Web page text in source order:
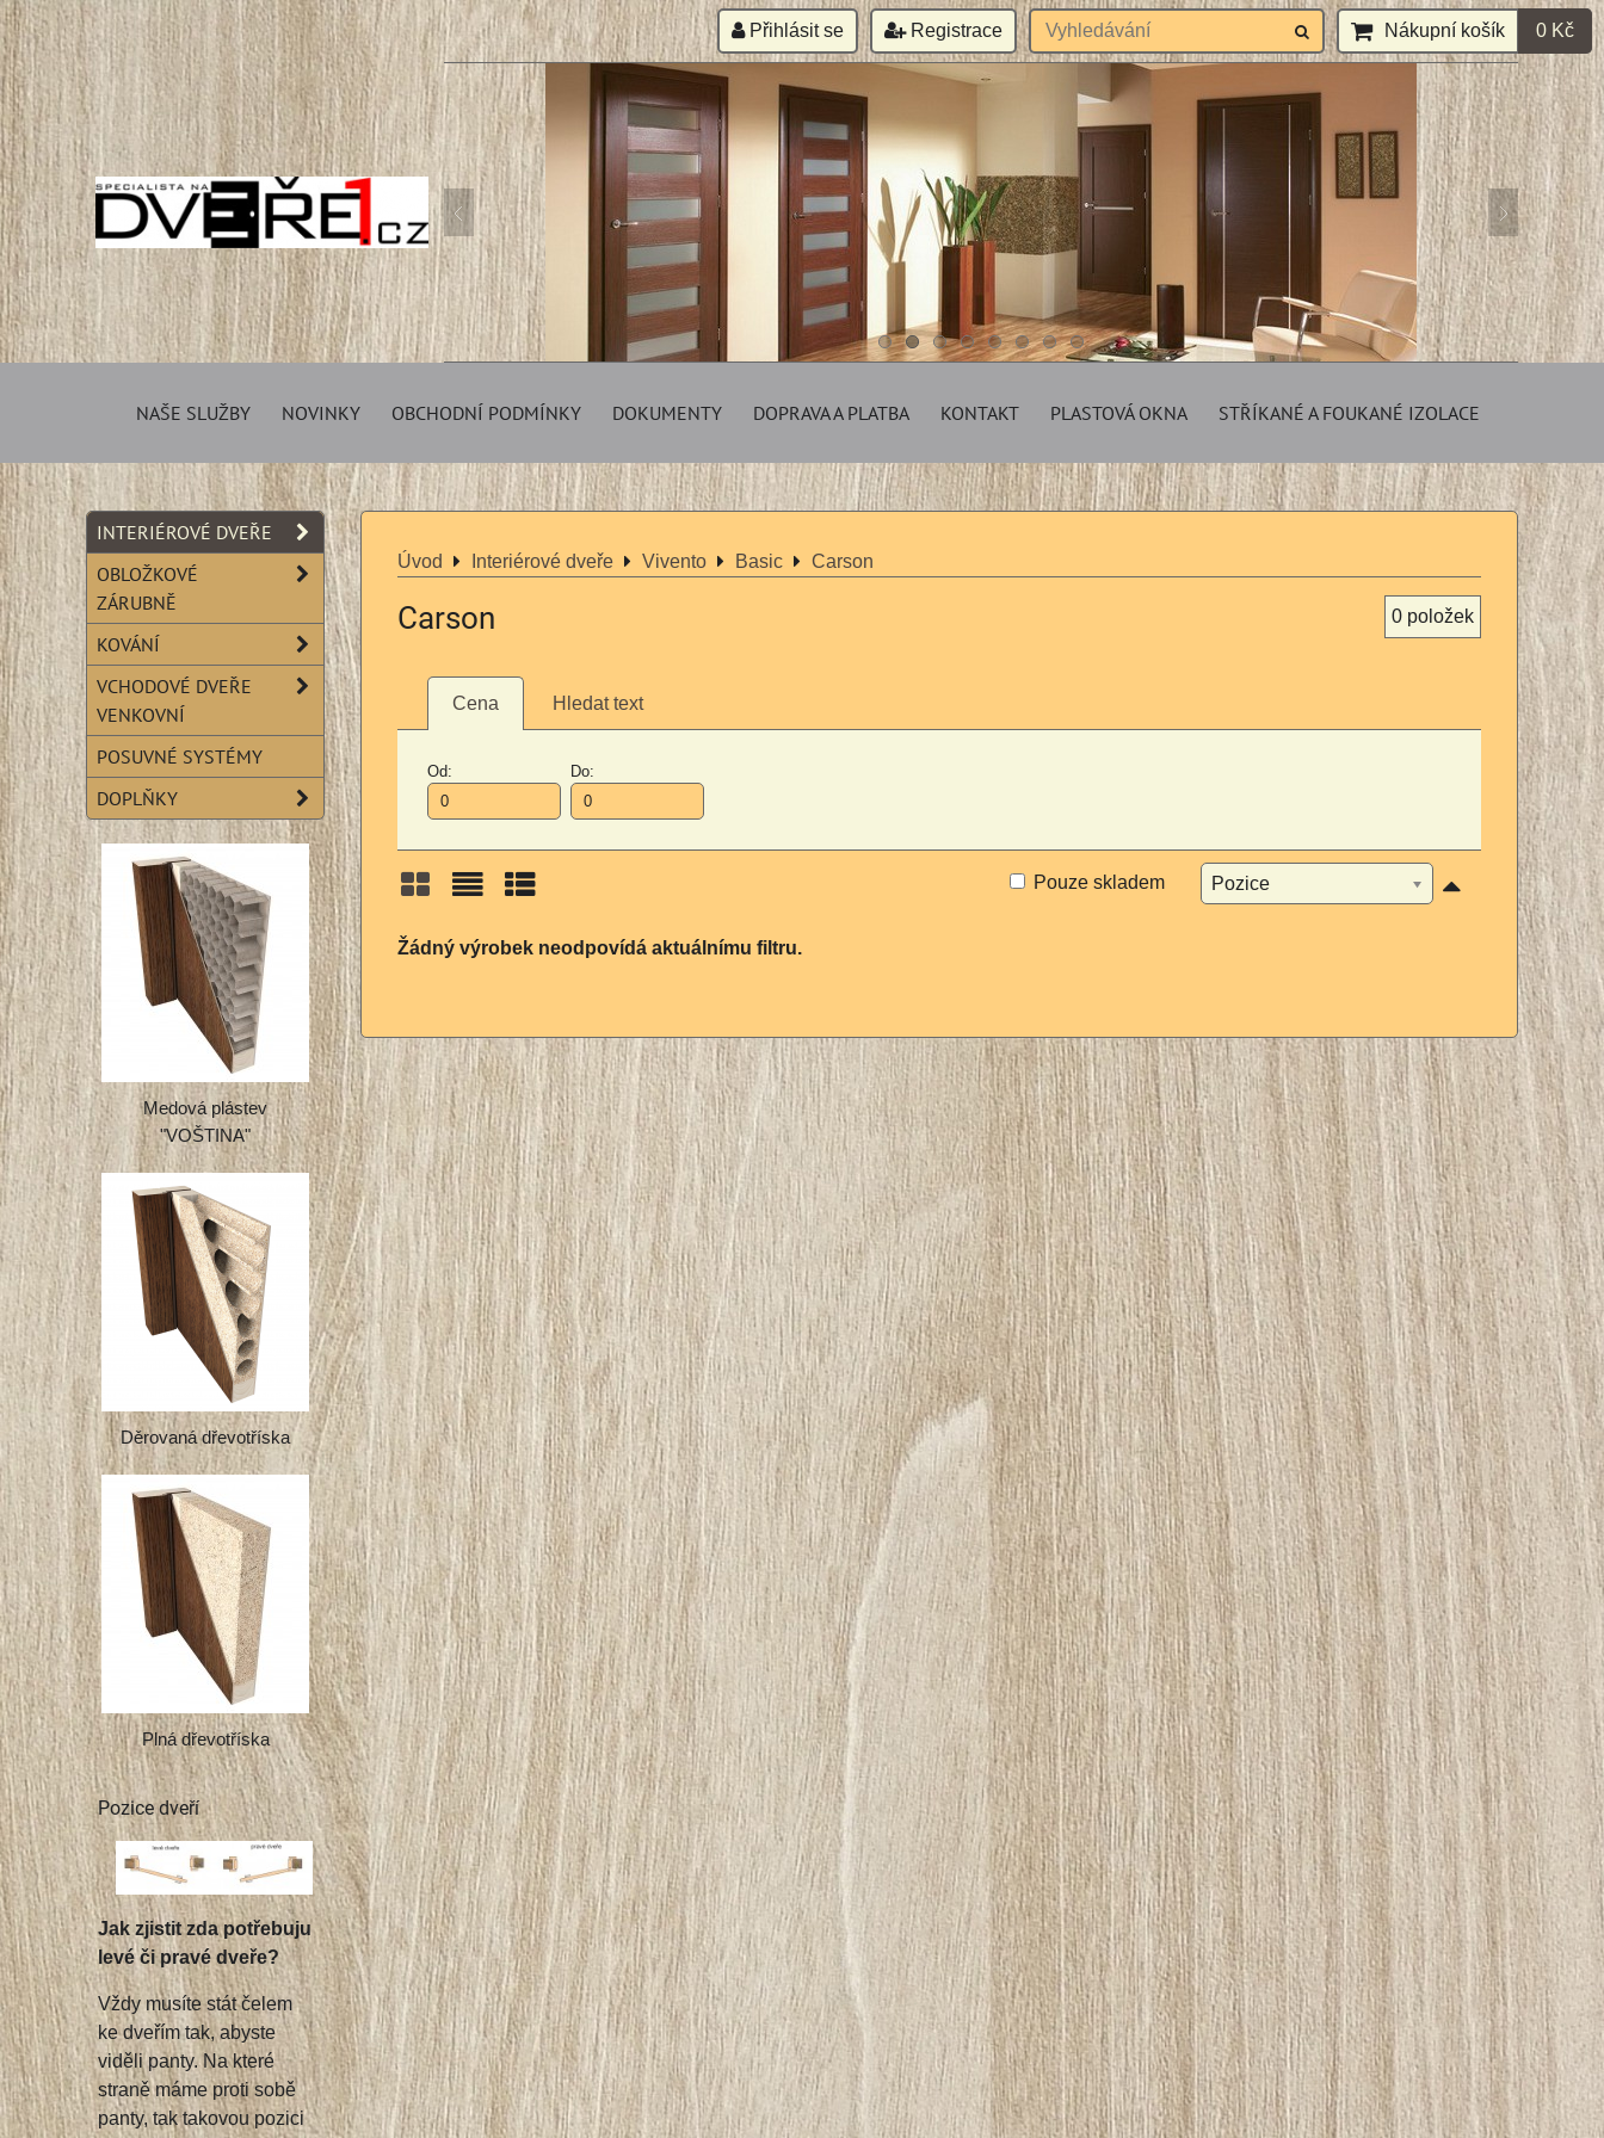
Přihlásit se Registrace Nákupní košík 0 Kč
NAŠE SLUŽBY NOVINKY OBCHODNÍ PODMÍNKY DOKUMENTY DOPRAVA A PLATBA KONTAKT PLASTOVÁ OKNA STŘÍKANÉ A FOUKANÉ IZOLACE
Úvod Interiérové dveře Vivento Basic Carson
Carson 0 položek
Cena Hledat text
Od: Do:
MřížkaSeznam
Pozice
Pouze skladem
INTERIÉROVÉ DVEŘE
OBLOŽKOVÉ
ZÁRUBNĚ
KOVÁNÍ
VCHODOVÉ DVEŘE
VENKOVNÍ
POSUVNÉ SYSTÉMY
DOPLŇKY
Medová plástev
"VOŠTINA"
Děrovaná dřevotříska
Plná dřevotříska
Pozice dveří
Jak zjistit zda potřebuju
levé či pravé dveře?
Vždy musíte stát čelem
ke dveřím tak, abyste
viděli panty. Na které
straně máme proti sobě
panty, tak takovou pozici